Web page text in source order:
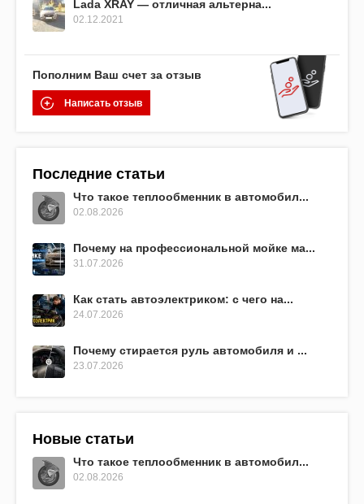
Lada XRAY — отличная альтерна...
02.12.2021
Пополним Ваш счет за отзыв
Написать отзыв
Последние статьи
Что такое теплообменник в автомобил...
02.08.2026
Почему на профессиональной мойке ма...
31.07.2026
Как стать автоэлектриком: с чего на...
24.07.2026
Почему стирается руль автомобиля и ...
23.07.2026
Новые статьи
Что такое теплообменник в автомобил...
02.08.2026